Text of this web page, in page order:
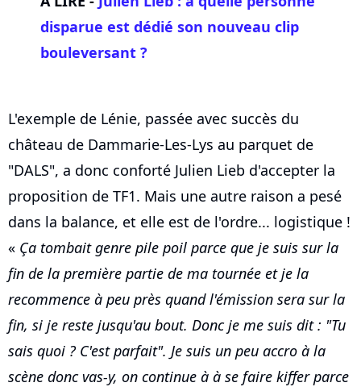
disparue est dédié son nouveau clip
bouleversant ?
L'exemple de Lénie, passée avec succès du
château de Dammarie-Les-Lys au parquet de
"DALS", a donc conforté Julien Lieb d'accepter la
proposition de TF1. Mais une autre raison a pesé
dans la balance, et elle est de l'ordre... logistique !
« Ça tombait genre pile poil parce que je suis sur la
fin de la première partie de ma tournée et je la
recommence à peu près quand l'émission sera sur la
fin, si je reste jusqu'au bout. Donc je me suis dit : "Tu
sais quoi ? C'est parfait". Je suis un peu accro à la
scène donc vas-y, on continue à à se faire kiffer parce